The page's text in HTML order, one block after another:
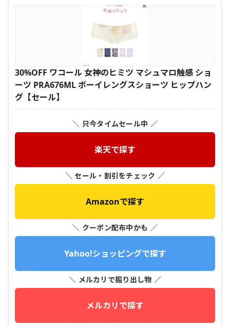
30%OFF ワコール 女神のヒミツ マシュマロ触感 ショ
ーツ PRA676ML ボーイレングスショーツ ヒップハン
グ【セール】
＼ 只今タイムセール中 ／
楽天で探す
＼ セール・割引をチェック ／
Amazonで探す
＼ クーポン配布中かも ／
Yahoo!ショッピングで探す
＼ メルカリで掘り出し物 ／
メルカリで探す